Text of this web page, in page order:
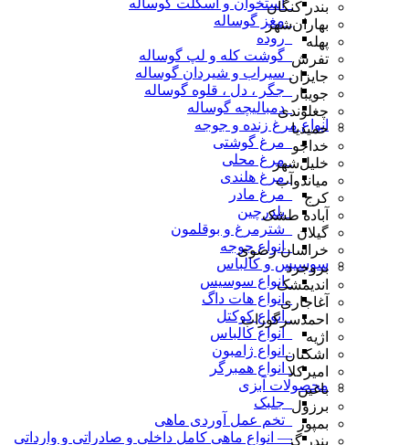
_استخوان و اسکلت گوساله
_مغز گوساله
_روده
_گوشت کله و لپ گوساله
_سیراب و شیردان گوساله
_جگر ، دل ، قلوه گوساله
_دمبالیچه گوساله
انواع مرغ زنده و جوجه
_مرغ گوشتی
_مرغ محلی
_مرغ هلندی
_مرغ مادر
_بلدرچین
_شترمرغ و بوقلمون
_انواع جوجه
سوسیس و کالباس
_انواع سوسیس
_انواع هات داگ
_انواع کوکتل
_انواع کالباس
_انواع ژامبون
_انواع همبرگر
محصولات آبزی
_جلبک
_تخم عمل آوردی ماهی
— انواع ماهی کامل داخلی و صادراتی و وارداتی
بندر کنگان
بهاران‌شهر
پهله
تفرش
جایزان
جویبار
چغلوندی
حمیدیا
خداجو
خلیل‌شهر
میاندوآب
کرج
آباده طشک
گیلان
خراسان رضوی
بروجرد
اندیمشک
آغاجاری
احمدسرگوراب
اژیه
اشکنان
امیرکلا
باغین
برزول
بمپور
بندر گز